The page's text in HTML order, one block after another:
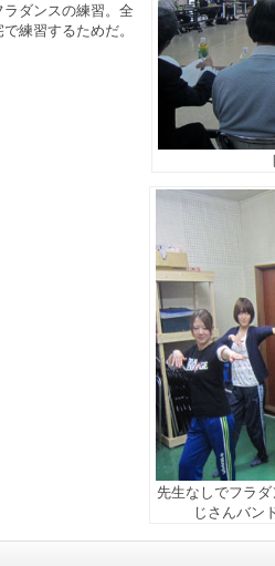
ダンスの練習。全
練習するためだ。
先生なしでフラ
じさんバン